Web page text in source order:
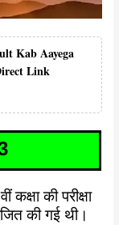
Kab Aayega
Link
की परीक्षा
की गई थी।